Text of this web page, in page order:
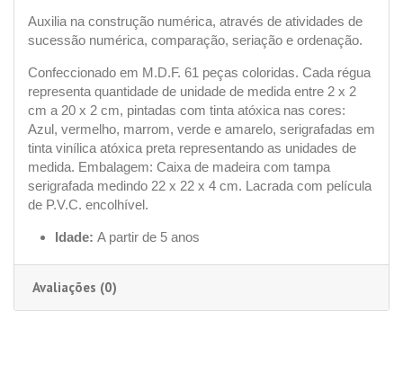
Auxilia na construção numérica, através de atividades de
sucessão numérica, comparação, seriação e ordenação.
Confeccionado em M.D.F. 61 peças coloridas. Cada régua
representa quantidade de unidade de medida entre 2 x 2
cm a 20 x 2 cm, pintadas com tinta atóxica nas cores:
Azul, vermelho, marrom, verde e amarelo, serigrafadas em
tinta vinílica atóxica preta representando as unidades de
medida. Embalagem: Caixa de madeira com tampa
serigrafada medindo 22 x 22 x 4 cm. Lacrada com película
de P.V.C. encolhível.
Idade: A partir de 5 anos
Avaliações (0)